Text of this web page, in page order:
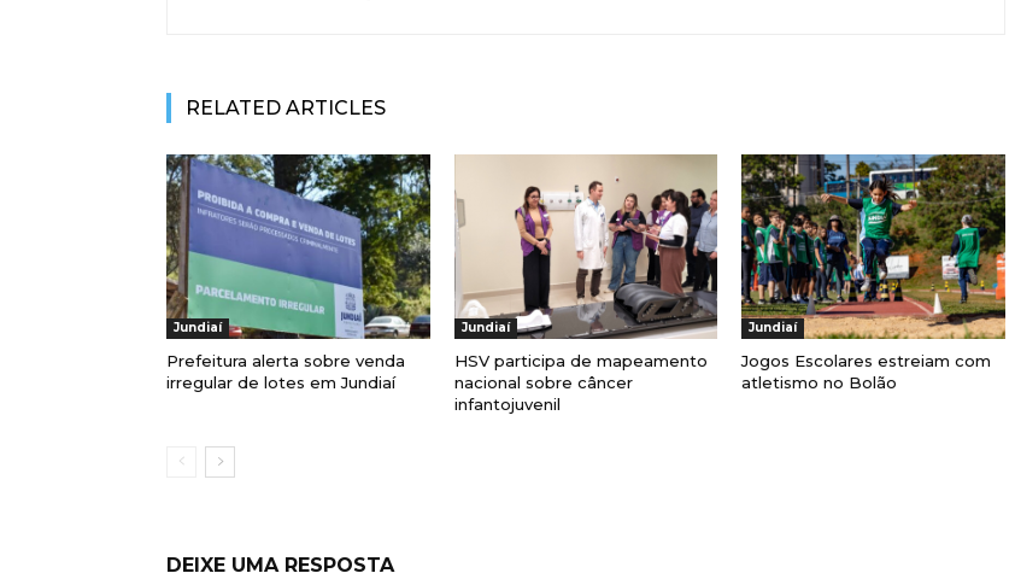
RELATED ARTICLES
Jundiaí
Prefeitura alerta sobre venda
irregular de lotes em Jundiaí
Jundiaí
HSV participa de mapeamento
nacional sobre câncer
infantojuvenil
Jundiaí
Jogos Escolares estreiam com
atletismo no Bolão
DEIXE UMA RESPOSTA